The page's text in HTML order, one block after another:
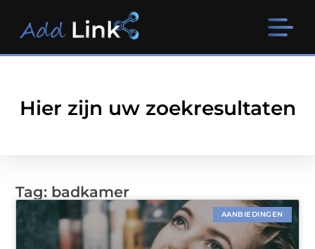
Hier zijn uw zoekresultaten
Tag: badkamer
AANBIEDINGEN